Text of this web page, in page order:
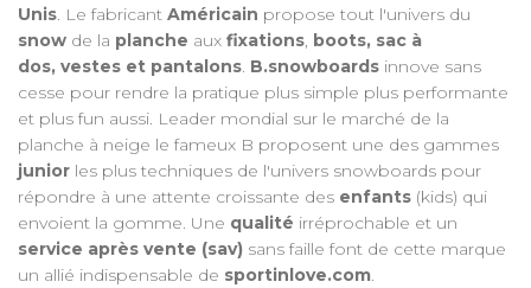
Unis. Le fabricant Américain propose tout l'univers du
snow de la planche aux fixations, boots, sac à
dos, vestes et pantalons. B.snowboards innove sans
cesse pour rendre la pratique plus simple plus performante
et plus fun aussi. Leader mondial sur le marché de la
planche à neige le fameux B proposent une des gammes
junior les plus techniques de l'univers snowboards pour
répondre à une attente croissante des enfants (kids) qui
envoient la gomme. Une qualité irréprochable et un
service après vente (sav) sans faille font de cette marque
un allié indispensable de sportinlove.com.